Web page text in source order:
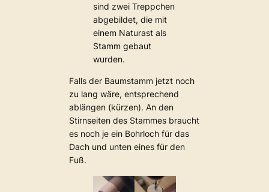
sind zwei Treppchen
abgebildet, die mit
einem Naturast als
Stamm gebaut
wurden.
Falls der Baumstamm jetzt noch
zu lang wäre, entsprechend
ablängen (kürzen). An den
Stirnseiten des Stammes braucht
es noch je ein Bohrloch für das
Dach und unten eines für den
Fuß.